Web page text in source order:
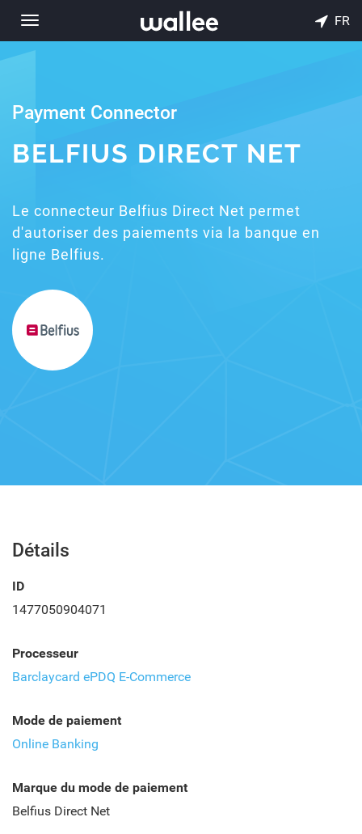
Toggle
navigation
FR
Payment Connector
BELFIUS DIRECT NET
Le connecteur Belfius Direct Net permet
d'autoriser des paiements via la banque en
ligne Belfius.
Détails
ID
1477050904071
Processeur
Barclaycard ePDQ E-Commerce
Mode de paiement
Online Banking
Marque du mode de paiement
Belfius Direct Net